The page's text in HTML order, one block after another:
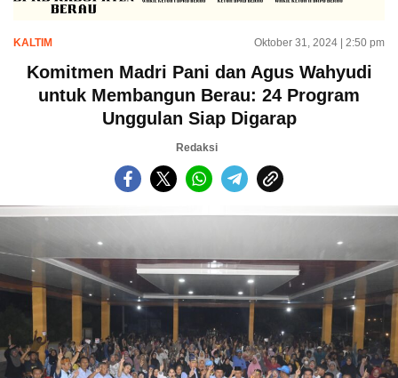
KALTIM Oktober 31, 2024 | 2:50 pm
Komitmen Madri Pani dan Agus Wahyudi
untuk Membangun Berau: 24 Program
Unggulan Siap Digarap
Redaksi